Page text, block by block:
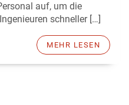
auf, um die
schneller […]
MEHR LESEN